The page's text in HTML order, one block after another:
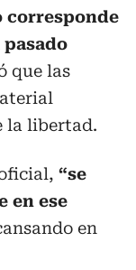
corresponde
que las
la libertad.
“se
en ese
en